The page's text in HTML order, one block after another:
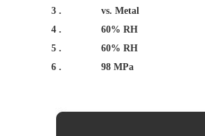
3 .
vs. Metal
4 .
60% RH
5 .
60% RH
6 .
98 MPa